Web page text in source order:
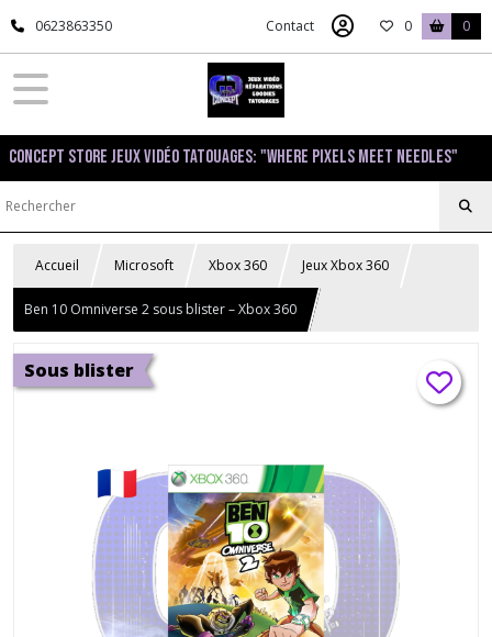
0623863350 Contact 0 0
Concept Store Jeux Vidéo Tatouages: "Where pixels meet needles"
Accueil Microsoft Xbox 360 Jeux Xbox 360
Ben 10 Omniverse 2 sous blister – Xbox 360
Sous blister